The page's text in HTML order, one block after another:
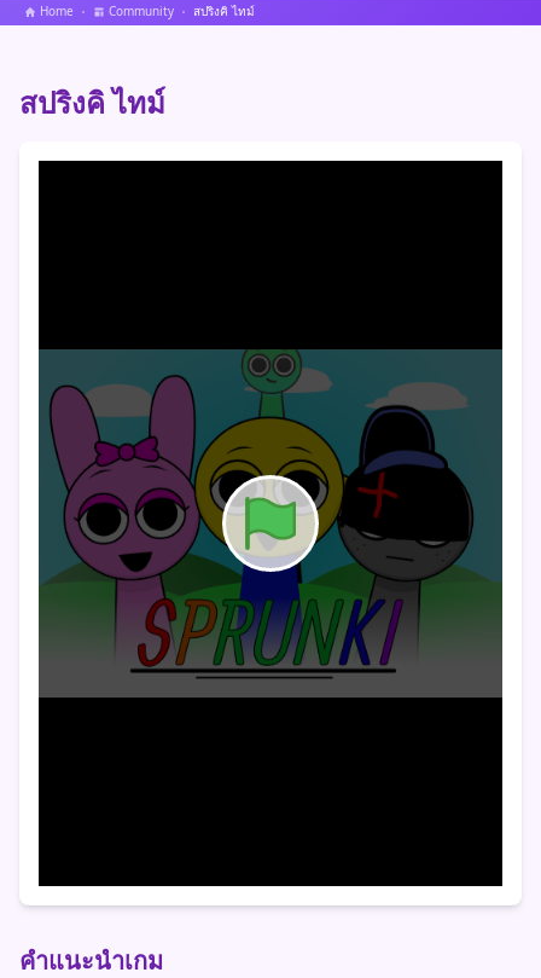
Home Community สปริงคิ ไทม์
สปริงคิ ไทม์
คำแนะนำเกม